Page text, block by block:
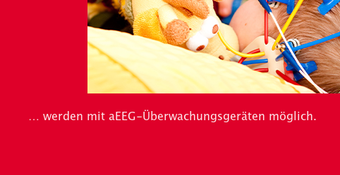
… werden mit aEEG-Überwachungsgeräten möglich.